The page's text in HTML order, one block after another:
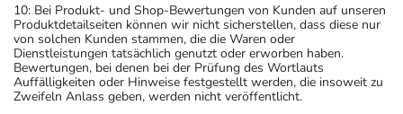
10: Bei Produkt- und Shop-Bewertungen von Kunden auf unseren
Produktdetailseiten können wir nicht sicherstellen, dass diese nur
von solchen Kunden stammen, die die Waren oder
Dienstleistungen tatsächlich genutzt oder erworben haben.
Bewertungen, bei denen bei der Prüfung des Wortlauts
Auffälligkeiten oder Hinweise festgestellt werden, die insoweit zu
Zweifeln Anlass geben, werden nicht veröffentlicht.